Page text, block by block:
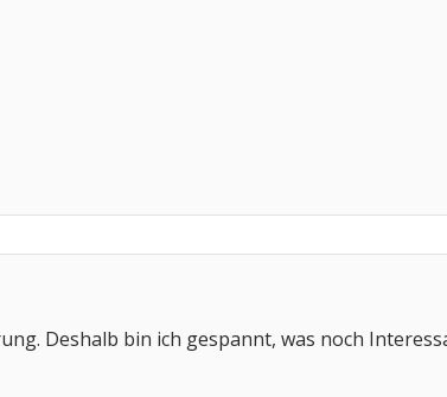
Deshalb bin ich gespannt, was noch